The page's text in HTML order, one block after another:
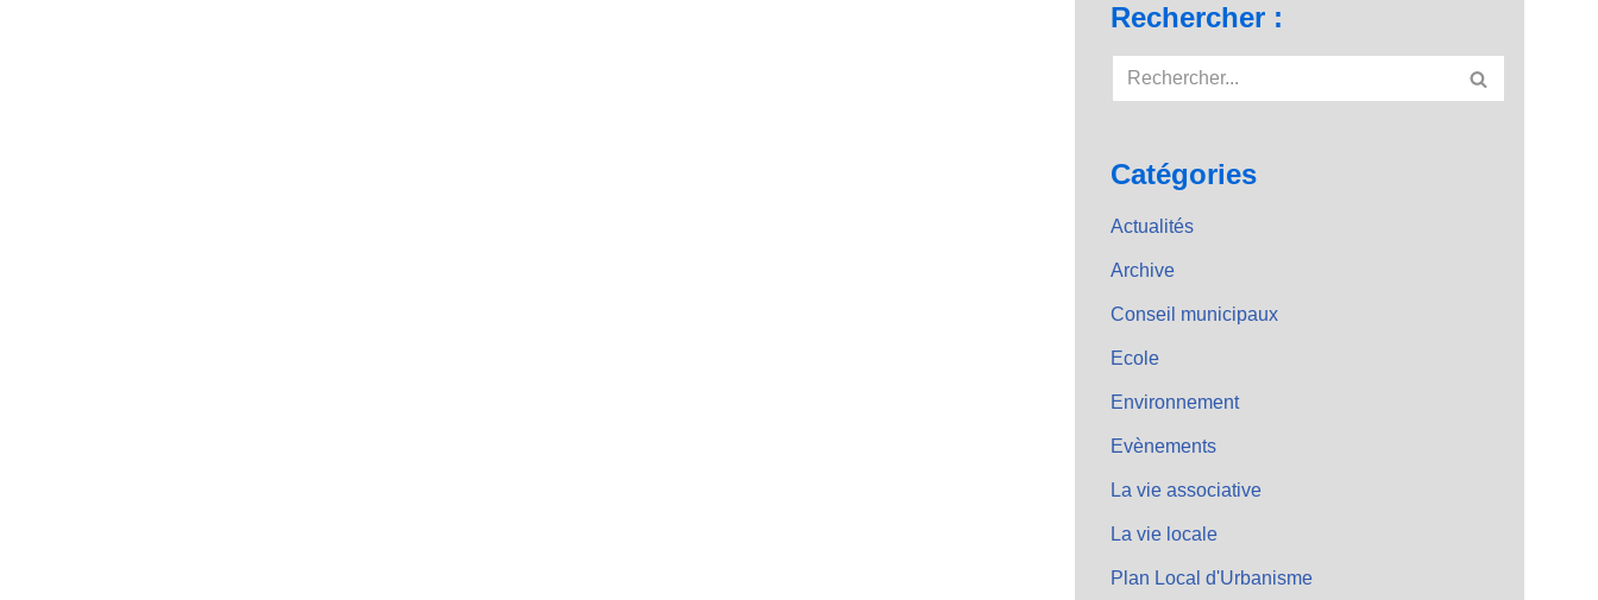
Rechercher :
Catégories
Actualités
Archive
Conseil municipaux
Ecole
Environnement
Evènements
La vie associative
La vie locale
Plan Local d'Urbanisme